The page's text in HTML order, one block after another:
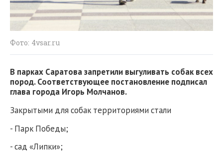
Фото: 4vsar.ru
В парках Саратова запретили выгуливать собак всех
пород. Соответствующее постановление подписал
глава города Игорь Молчанов.
Закрытыми для собак территориями стали
- Парк Победы;
- сад «Липки»;